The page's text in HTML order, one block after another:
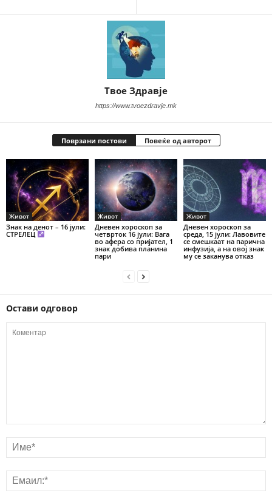
Твое Здравје
https://www.tvoezdravje.mk
Поврзани постови Повеќе од авторот
Живот
Знак на денот – 16 јули:
СТРЕЛЕЦ
Живот
Дневен хороскоп за
четврток 16 јули: Вага
во афера со пријател, 1
знак добива планина
пари
Живот
Дневен хороскоп за
среда, 15 јули: Лавовите
се смешкаат на парична
инфузија, а на овој знак
му се заканува отказ
Остави одговор